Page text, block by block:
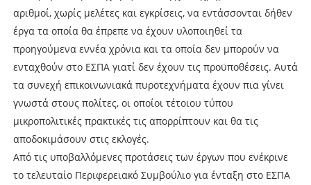
αριθμοί, χωρίς μελέτες και εγκρίσεις, να εντάσσονται δήθεν
έργα τα οποία θα έπρεπε να έχουν υλοποιηθεί τα
προηγούμενα εννέα χρόνια και τα οποία δεν μπορούν να
ενταχθούν στο ΕΣΠΑ γιατί δεν έχουν τις προϋποθέσεις. Αυτά
τα συνεχή επικοινωνιακά πυροτεχνήματα έχουν πια γίνει
γνωστά στους πολίτες, οι οποίοι τέτοιου τύπου
μικροπολιτικές πρακτικές τις απορρίπτουν και θα τις
αποδοκιμάσουν στις εκλογές.
Από τις υποβαλλόμενες προτάσεις των έργων που ενέκρινε
το τελευταίο Περιφερειακό Συμβούλιο για ένταξη στο ΕΣΠΑ